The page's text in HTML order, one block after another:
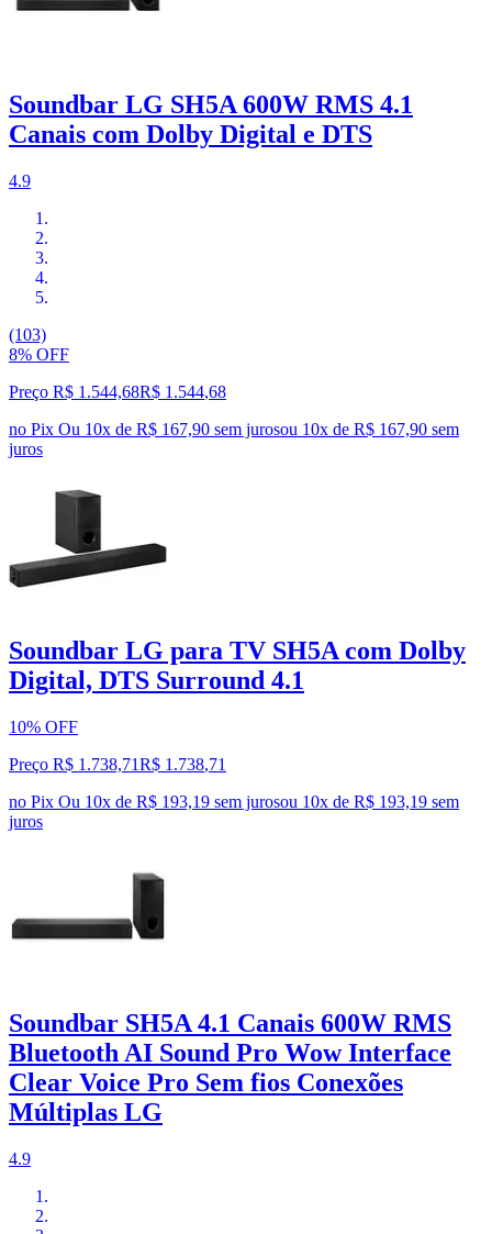
Soundbar LG SH5A 600W RMS 4.1
Canais com Dolby Digital e DTS
4.9
(103)
8% OFF
Preço R$ 1.544,68R$ 1.544,68
no Pix Ou 10x de R$ 167,90 sem jurosou 10x de R$ 167,90 sem
juros
Soundbar LG para TV SH5A com Dolby
Digital, DTS Surround 4.1
10% OFF
Preço R$ 1.738,71R$ 1.738,71
no Pix Ou 10x de R$ 193,19 sem jurosou 10x de R$ 193,19 sem
juros
Soundbar SH5A 4.1 Canais 600W RMS
Bluetooth AI Sound Pro Wow Interface
Clear Voice Pro Sem fios Conexões
Múltiplas LG
4.9